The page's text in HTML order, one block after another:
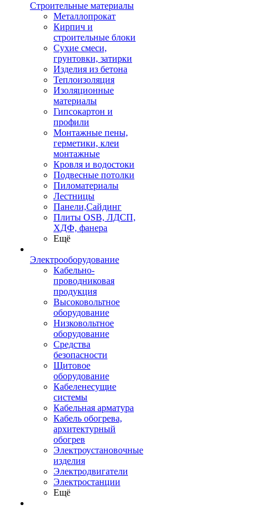
Строительные материалы
Металлопрокат
Кирпич и
строительные блоки
Сухие смеси,
грунтовки, затирки
Изделия из бетона
Теплоизоляция
Изоляционные
материалы
Гипсокартон и
профили
Монтажные пены,
герметики, клеи
монтажные
Кровля и водостоки
Подвесные потолки
Пиломатериалы
Лестницы
Панели,Сайдинг
Плиты OSB, ЛДСП,
ХДФ, фанера
Ещё
Электрооборудование
Кабельно-
проводниковая
продукция
Высоковольтное
оборудование
Низковольтное
оборудование
Средства
безопасности
Щитовое
оборудование
Кабеленесущие
системы
Кабельная арматура
Кабель обогрева,
архитектурный
обогрев
Электроустановочные
изделия
Электродвигатели
Электростанции
Ещё